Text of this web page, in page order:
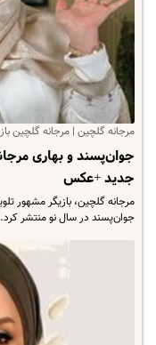
مرجانه گلچین | مرجانه گلچین
جوان‌پسند و بهاری
جدید +عکس
مرجانه گلچین، بازیگر مشهور
جوان‌پسند در سال نو منتشر کرد.